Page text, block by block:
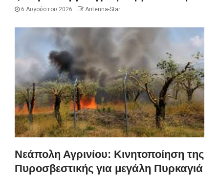
6 Αυγούστου 2026 Antenna-Star
Νεάπολη Αγρινίου: Κινητοποίηση της
Πυροσβεστικής για μεγάλη Πυρκαγιά